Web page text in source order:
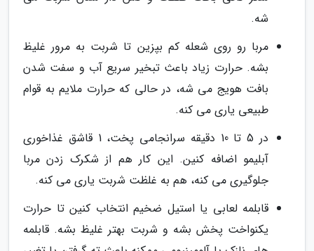
شه.
مربا رو روی شعله کم بپزین تا شربت به مرور غلیظ
بشه. حرارت زیاد باعث تبخیر سریع آب و سفت شدن
بافت هویج می شه، در حالی که حرارت ملایم به قوام
طبیعی یاری می کنه.
در 5 تا 10 دقیقه سرانجامی پخت، 1 قاشق غذاخوری
آبلیمو اضافه کنین. این کار هم از شکرک زدن مربا
جلوگیری می کنه، هم به غلظت شربت یاری می کنه.
قابلمه لعابی یا استیل ضخیم انتخاب کنین تا حرارت
یکنواخت پخش بشه و شربت بهتر غلیظ بشه. قابلمه